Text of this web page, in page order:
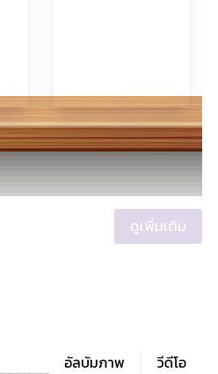
ดูเพิ่มเติม
อัลบัมภาพ วีดีโอ